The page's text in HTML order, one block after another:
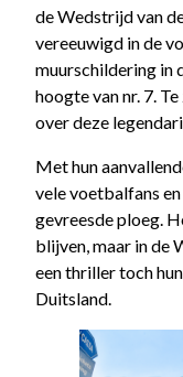
de Wedstrijd van
vereeuwigd in de
muurschildering in
hoogte van nr. 7.
over deze
Met hun
vele voetbalfans
gevreesde ploeg.
blijven, maar in de
een thriller toch
Duitsland.